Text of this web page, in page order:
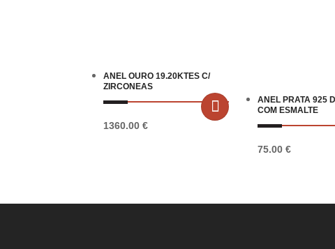
ANEL OURO 19.20KTES C/
ZIRCONEAS
1360.00€
ANEL PRATA 925
COM ESMALTE
75.00 €